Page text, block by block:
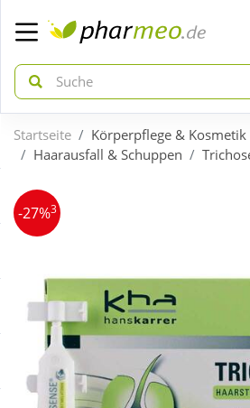
zurück
ÜBERSICHT AKTIONEN
Gratis dazu
Neuheiten
zurück
ÜBERSICHT KATEGORIEN
Bio & Genuss
Diabetes
Startseite Körperpflege & Kosmetik
Haarausfall & Schuppen
-27%3